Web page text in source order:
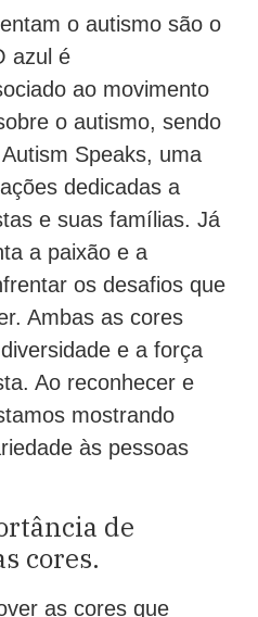
o autismo são o
azul é
ao movimento
o autismo, sendo
Speaks, uma
dedicadas a
e suas famílias. Já
a paixão e a
os desafios que
Ambas as cores
e a força
Ao reconhecer e
mostrando
às pessoas
de
cores.
as cores que